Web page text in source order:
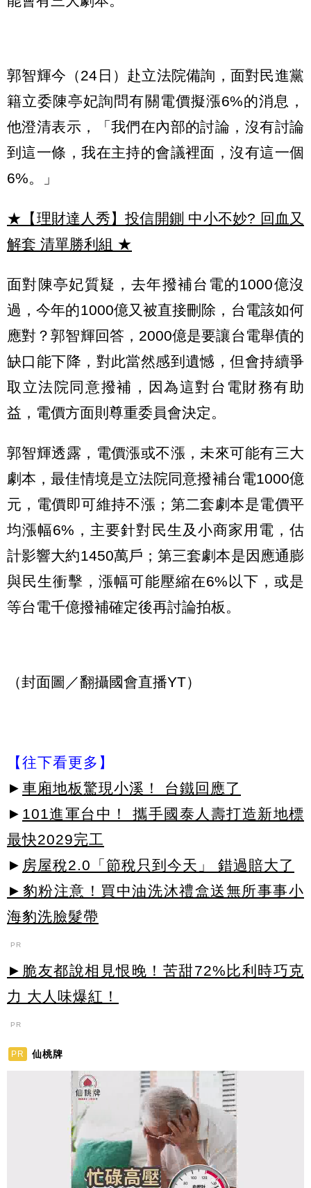
郭智輝今（24日）赴立法院備詢，面對民進黨
籍立委陳亭妃詢問有關電價擬漲6%的消息，
他澄清表示，「我們在內部的討論，沒有討論
到這一條，我在主持的會議裡面，沒有這一個
6%。」
★【理財達人秀】投信開鍘 中小不妙? 回血又
解套 清單勝利組 ★
面對陳亭妃質疑，去年撥補台電的1000億沒
過，今年的1000億又被直接刪除，台電該如何
應對？郭智輝回答，2000億是要讓台電舉債的
缺口能下降，對此當然感到遺憾，但會持續爭
取立法院同意撥補，因為這對台電財務有助
益，電價方面則尊重委員會決定。
郭智輝透露，電價漲或不漲，未來可能有三大
劇本，最佳情境是立法院同意撥補台電1000億
元，電價即可維持不漲；第二套劇本是電價平
均漲幅6%，主要針對民生及小商家用電，估
計影響大約1450萬戶；第三套劇本是因應通膨
與民生衝擊，漲幅可能壓縮在6%以下，或是
等台電千億撥補確定後再討論拍板。
（封面圖／翻攝國會直播YT）
【往下看更多】
► 車廂地板驚現小溪！ 台鐵回應了
► 101進軍台中！ 攜手國泰人壽打造新地標
最快2029完工
► 房屋稅2.0「節稅只到今天」 錯過賠大了
►豹粉注意！買中油洗沐禮盒送無所事事小
海豹洗臉髮帶
PR
►脆友都說相見恨晚！苦甜72%比利時巧克
力 大人味爆紅！
PR
PR 仙桃牌